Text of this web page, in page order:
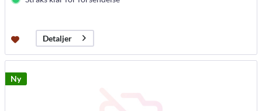
Detaljer
Ny